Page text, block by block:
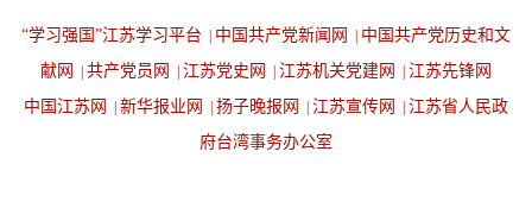
“学习强国”江苏学习平台 中国共产党新闻网
中国共产党历史和文
献网
共产党员网 江苏党史网 江苏机关党建网
江苏先锋网
中国江苏网
新华报业网 扬子晚报网 江苏宣传网
江苏省人民政
府台湾事务办公室